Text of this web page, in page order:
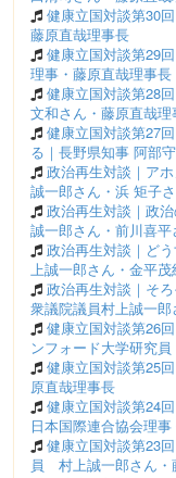
健康立国対談第30
藤原直哉理事長
健康立国対談第29
理事・藤原直哉理事長
健康立国対談第28
文和さん・藤原直哉理
健康立国対談第27
る｜長野県知事 阿部
政治再生対談｜ア
誠一郎さん・浜 矩子
政治再生対談｜政
誠一郎さん・前川喜平
政治再生対談｜ど
上誠一郎さん・金平茂
政治再生対談｜そ
衆議院議員村上誠一
健康立国対談第26
ンフォード大学研究
健康立国対談第25
原直哉理事長
健康立国対談第24
日本国際連合協会理
健康立国対談第23
員 村上誠一郎さん・